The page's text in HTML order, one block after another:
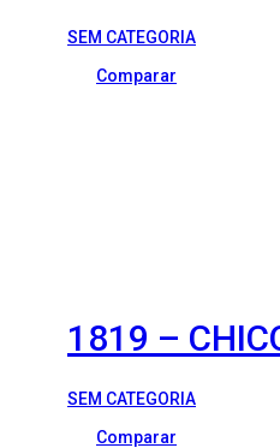
SEM CATEGORIA
Comparar
1819 –
SEM CATEGORIA
Comparar